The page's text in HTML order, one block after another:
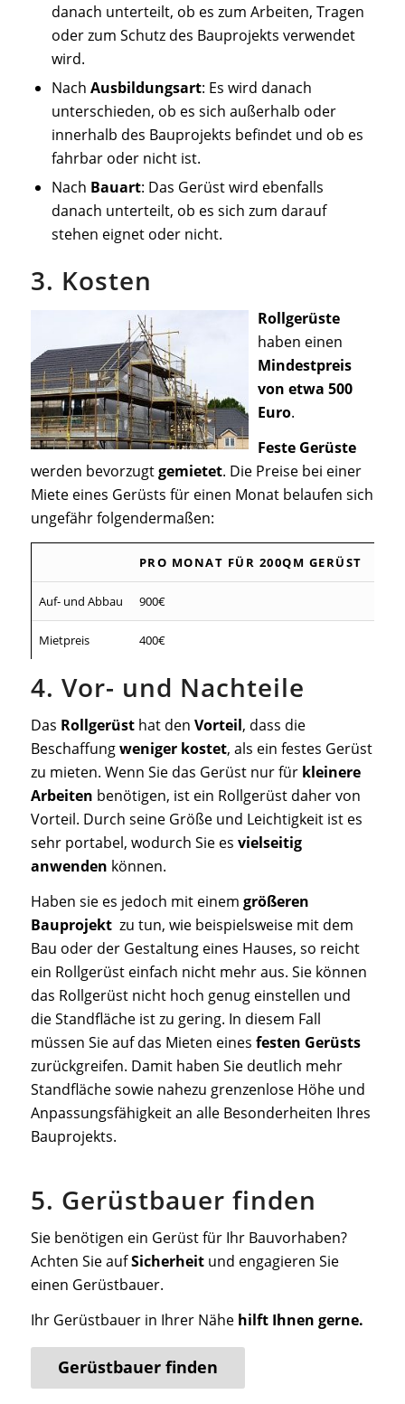
danach unterteilt, ob es zum Arbeiten, Tragen
oder zum Schutz des Bauprojekts verwendet
wird.
Nach Ausbildungsart: Es wird danach
unterschieden, ob es sich außerhalb oder
innerhalb des Bauprojekts befindet und ob es
fahrbar oder nicht ist.
Nach Bauart: Das Gerüst wird ebenfalls
danach unterteilt, ob es sich zum darauf
stehen eignet oder nicht.
3. Kosten
Rollgerüste
haben einen
Mindestpreis
von etwa 500
Euro.
Feste Gerüste
werden bevorzugtgemietet. Die Preise bei einer
Miete eines Gerüsts für einen Monat belaufen sich
ungefähr folgendermaßen:
PRO MONAT FÜR 200QM GERÜST
Auf- und Abbau 900€
Mietpreis 400€
4. Vor- und Nachteile
Das Rollgerüsthat den Vorteil, dass die
Beschaffungweniger kostet, als ein festes Gerüst
zu mieten. Wenn Sie das Gerüst nur für kleinere
Arbeiten benötigen, ist ein Rollgerüst daher von
Vorteil. Durch seine Größe und Leichtigkeit ist es
sehr portabel, wodurch Sie es vielseitig
anwenden können.
Haben sie es jedoch mit einem größeren
Bauprojektzu tun, wie beispielsweise mit dem
Bau oder der Gestaltung eines Hauses, so reicht
ein Rollgerüst einfach nicht mehr aus. Sie können
das Rollgerüst nicht hoch genug einstellen und
die Standfläche ist zu gering. In diesem Fall
müssen Sie auf das Mieten eines festen Gerüsts
zurückgreifen. Damit haben Sie deutlich mehr
Standfläche sowie nahezu grenzenlose Höhe und
Anpassungsfähigkeit an alle Besonderheiten Ihres
Bauprojekts.
5. Gerüstbauer finden
Sie benötigen ein Gerüst für Ihr Bauvorhaben?
Achten Sie aufSicherheitund engagieren Sie
einen Gerüstbauer.
Ihr Gerüstbauer in Ihrer Nähe hilft Ihnen gerne.
Gerüstbauer finden